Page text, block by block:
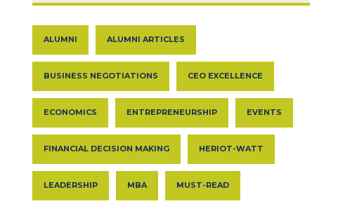
ALUMNI ALUMNI ARTICLES
BUSINESS NEGOTIATIONS CEO EXCELLENCE
ECONOMICS ENTREPRENEURSHIP EVENTS
FINANCIAL DECISION MAKING HERIOT-WATT
LEADERSHIP MBA MUST-READ